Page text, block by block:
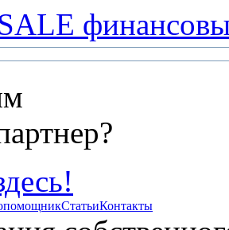
СтатьиКонтакты